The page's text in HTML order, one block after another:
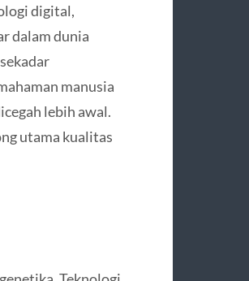
digital,
dalam dunia
manusia
lebih awal.
utama kualitas